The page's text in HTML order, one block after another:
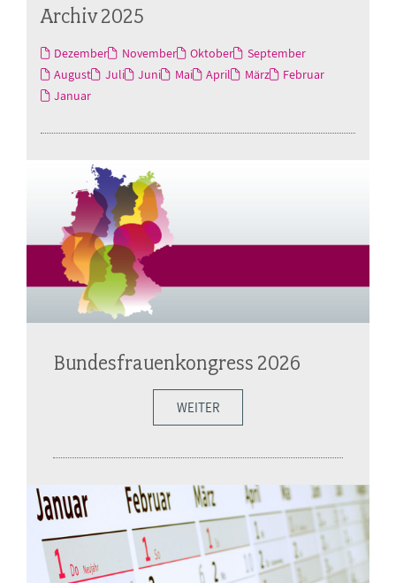
Archiv 2025
Dezember November Oktober
September
August
Juli Juni Mai April März
Februar
Januar
Bundesfrauenkongress 2026
WEITER